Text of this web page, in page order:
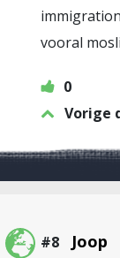
vooral
0
Vorige
#8 Joop